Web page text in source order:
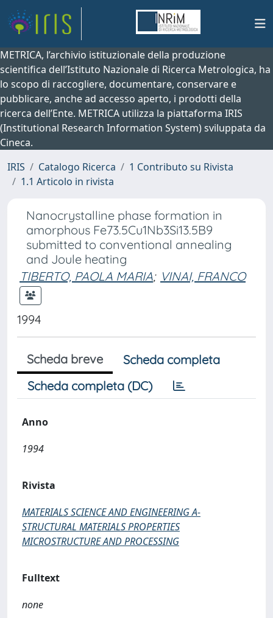
METRICA, l’archivio istituzionale della produzione
scientifica dell’Istituto Nazionale di Ricerca Metrologica, ha
lo scopo di raccogliere, documentare, conservare e
pubblicare, anche ad accesso aperto, i prodotti della
ricerca dell’Ente. METRICA utilizza la piattaforma IRIS
(Institutional Research Information System) sviluppata da
Cineca.
IRIS
Catalogo Ricerca
1 Contributo su Rivista
1.1 Articolo in rivista
Nanocrystalline phase formation in
amorphous Fe73.5Cu1Nb3Si13.5B9
submitted to conventional annealing
and Joule heating
TIBERTO, PAOLA MARIA; VINAI, FRANCO
1994
Scheda breve
Scheda completa
Scheda completa (DC)
Anno
1994
Rivista
MATERIALS SCIENCE AND ENGINEERING A-
STRUCTURAL MATERIALS PROPERTIES
MICROSTRUCTURE AND PROCESSING
Fulltext
none